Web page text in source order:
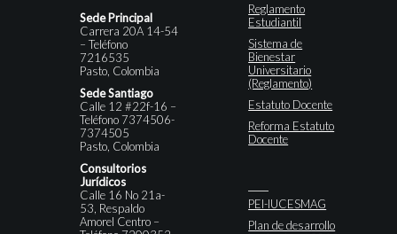
Sede Principal
Carrera 20A 14-54
– Teléfono
7216535
Pasto, Colombia
Sede Santiago
Calle 12 #22f-16 –
Teléfono 7374506-
7374505
Pasto, Colombia
Consultorios
Jurídicos
Calle 16 No 21a-
53, Respaldo
Amorel Centro –
Reglamento
Estudiantil
Sistema de
Bienestar
Universitario
(Reglamento)
Estatuto Docente
Reforma Estatuto
Docente
PEI-IUCESMAG
Plan de desarrollo